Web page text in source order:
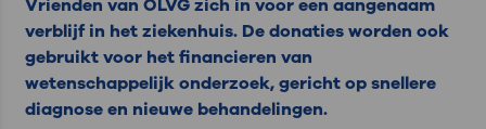
Vrienden van OLVG zich in voor een aangenaam
verblijf in het ziekenhuis. De donaties worden ook
gebruikt voor het financieren van
wetenschappelijk onderzoek, gericht op snellere
diagnose en nieuwe behandelingen.